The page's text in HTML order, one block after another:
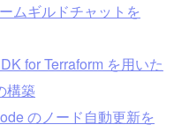
ムギルドチャットを
for Terraform を用いた
構築
のノード自動更新を